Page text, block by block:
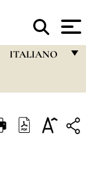
ITALIANO
ITALIANO